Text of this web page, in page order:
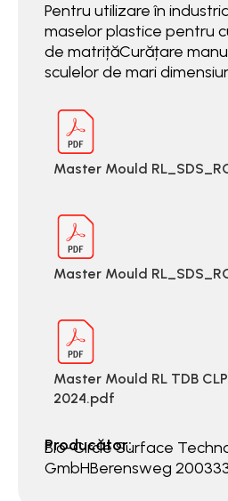
Pentru utilizare în
maselor plastice pentru
de matrițăCurățare
sculelor de mari
Master Mould
Master Mould
Master Mould RL TDB CLP
2024.pdf
Producător:
Bio-Circle Surface
GmbHBerensweg